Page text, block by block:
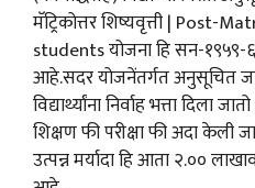
मॅट्रिकोत्तर शिष्यवृत्ती | Post-
students योजना हि सन-१९५९-
आहे.सदर योजनेंतर्गत अनुसूचित
विद्यार्थ्यांना निर्वाह भत्ता
शिक्षण फी परीक्षा फी अदा केली
उत्पन्न मर्यादा हि आता २.००